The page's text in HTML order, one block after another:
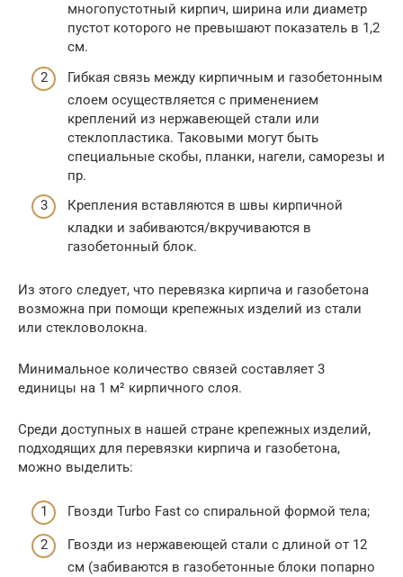
многопустотный кирпич, ширина или диаметр
пустот которого не превышают показатель в 1,2
см.
Гибкая связь между кирпичным и газобетонным
слоем осуществляется с применением
креплений из нержавеющей стали или
стеклопластика. Таковыми могут быть
специальные скобы, планки, нагели, саморезы и
пр.
Крепления вставляются в швы кирпичной
кладки и забиваются/вкручиваются в
газобетонный блок.
Из этого следует, что перевязка кирпича и газобетона
возможна при помощи крепежных изделий из стали
или стекловолокна.
Минимальное количество связей составляет 3
единицы на 1 м² кирпичного слоя.
Среди доступных в нашей стране крепежных изделий,
подходящих для перевязки кирпича и газобетона,
можно выделить:
Гвозди Turbo Fast со спиральной формой тела;
Гвозди из нержавеющей стали с длиной от 12
см (забиваются в газобетонные блоки попарно